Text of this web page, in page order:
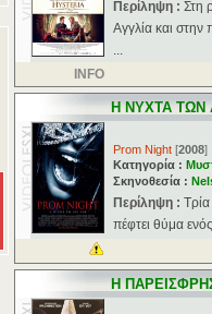
Περίληψη : Στη
Αγγλία και
...
INFO
H ΝΥΧΤΑ
Prom Night [2008]
Κατηγορία :
Σκηνοθεσία :
Περίληψη :
πέφτει θύμα
H